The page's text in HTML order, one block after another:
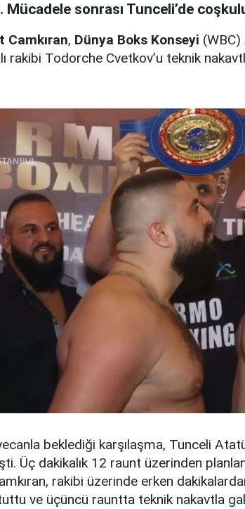
Mücadele sonrası Tunceli’de
Camkıran, Dünya Boks Konseyi (WBC)
rakibi Todorche Cvetkov’u teknik
beklediği karşılaşma, Tunceli
Üç dakikalık 12 raunt üzerinden
rakibi üzerinde erken
ve üçüncü rauntta teknik nakavtla